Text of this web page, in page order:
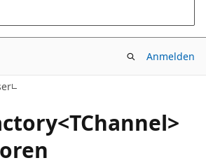
Anmelden